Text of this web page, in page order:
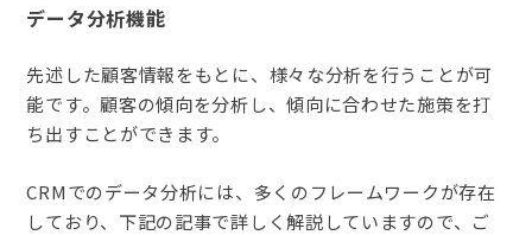
データ分析機能
先述した顧客情報をもとに、様々な分析を行うことが可
能です。顧客の傾向を分析し、傾向に合わせた施策を打
ち出すことができます。
CRMでのデータ分析には、多くのフレームワークが存在
しており、下記の記事で詳しく解説していますので、ご